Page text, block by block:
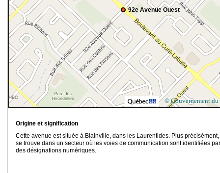
92e Avenue Ouest
© Gouvernement du
Origine et signification
Cette avenue est située à Blainville, dans les Laurentides. Plus
se trouve dans un secteur où les voies de communication sont identifiées par
des désignations numériques.